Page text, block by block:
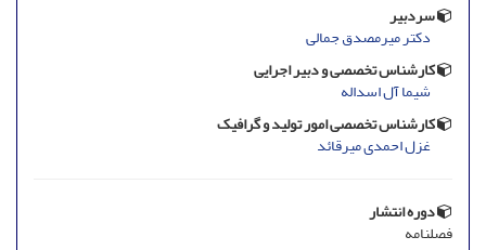
سردبیر
دکتر میرمصدق جمالی
کارشناس تخصصی و دبیر اجرایی
شیما آل اسداله
کارشناس تخصصی امور تولید و گرافیک
غزل احمدی میرقائد
دوره انتشار
فصلنامه